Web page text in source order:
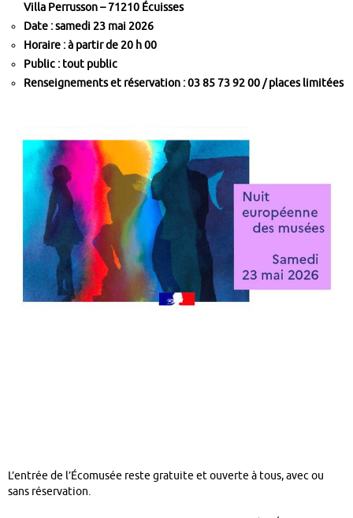
Villa Perrusson – 71210 Écuisses
Date : samedi 23 mai 2026
Horaire : à partir de 20 h 00
Public : tout public
Renseignements et réservation : 03 85 73 92 00 /places limitées
L’entrée de l’Écomusée reste gratuite et ouverte à tous, avec ou
sans réservation.